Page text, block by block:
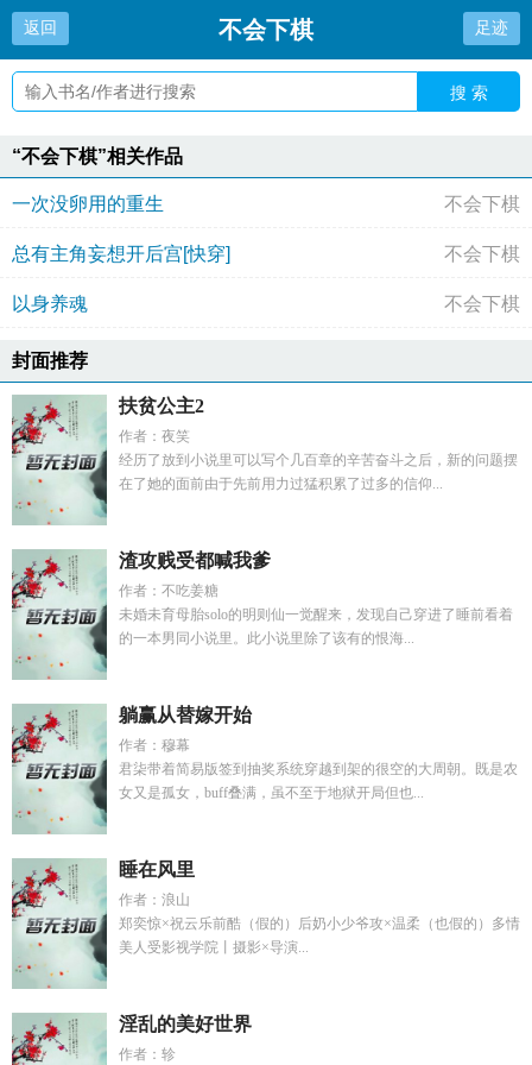
返回 不会下棋 足迹
搜 索
“不会下棋”相关作品
一次没卵用的重生 不会下棋
总有主角妄想开后宫[快穿] 不会下棋
以身养魂 不会下棋
封面推荐
扶贫公主2
作者：夜笑
经历了放到小说里可以写个几百章的辛苦奋斗之后，新的问题摆
在了她的面前由于先前用力过猛积累了过多的信仰...
渣攻贱受都喊我爹
作者：不吃姜糖
未婚未育母胎solo的明则仙一觉醒来，发现自己穿进了睡前看着
的一本男同小说里。此小说里除了该有的恨海...
躺赢从替嫁开始
作者：穆幕
君柒带着简易版签到抽奖系统穿越到架的很空的大周朝。既是农
女又是孤女，buff叠满，虽不至于地狱开局但也...
睡在风里
作者：浪山
郑奕惊×祝云乐前酷（假的）后奶小少爷攻×温柔（也假的）多情
美人受影视学院丨摄影×导演...
淫乱的美好世界
作者：轸